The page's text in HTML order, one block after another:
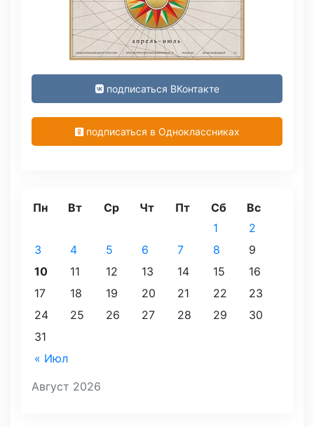
подписаться ВКонтакте
подписаться в Одноклассниках
Август 2026
Пн Вт Ср Чт Пт Сб Вс
« Июл
1
2
3
4 5 6 7 8
9
10
11 12 13 14 15
16
17
18 19 20 21 22
23
24
25 26 27 28 29
30
31